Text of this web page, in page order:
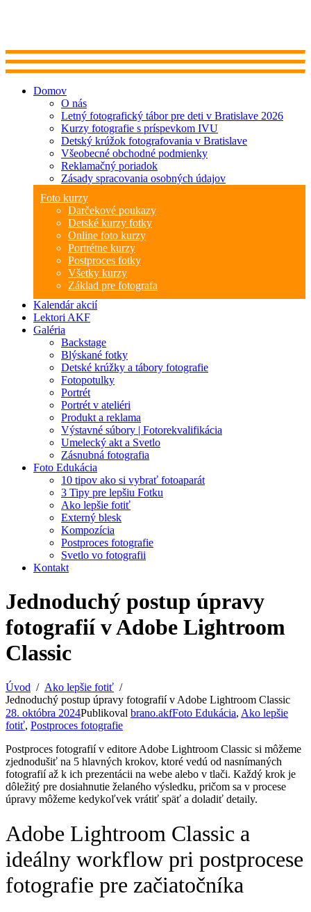
Domov
O nás
Letný fotografický tábor pre deti v Bratislave 2026
Kurzy fotografie s príspevkom IVU
Detský krúžok fotografovania v Bratislave
Všeobecné obchodné podmienky
Reklamačný poriadok
Zásady spracovania osobných údajov
Foto kurzy
Darčekové poukazy
Detské kurzy fotky
Online foto kurzy
Portrétne kurzy
Postproces fotky
Všetky kurzy
Základ pre fotografa
Kalendár akcií
Lektori AKF
Galéria
Backstage
Blýskané fotky
Detské krúžky a tábory fotografie
Fotopotulky
Portrét
Portrét v ateliéri
Produkt a reklama
Výstavné súbory | Fotorekvalifikácia
Umelecký akt a Svetlo
Zásnubná fotografia
Foto Edukácia
10 tipov ako si vybrať fotoaparát
3 Tipy pre lepšiu Fotku
Ako lepšie fotiť
Externý blesk
Kompozícia
Postproces fotografie
Svetlo vo fotografii
Kontakt
Jednoduchý postup úpravy
fotografií v Adobe Lightroom
Classic
Úvod
Ako lepšie fotiť
Jednoduchý postup úpravy fotografií v Adobe Lightroom Classic
28. októbra 2024Publikoval brano.akfFoto Edukácia, Ako lepšie
fotiť, Postproces fotografie
Postproces fotografií v editore Adobe Lightroom Classic si môžeme
zjednodušiť na 5 hlavných krokov, ktoré vedú od nasnímaných
fotografií až k ich prezentácii na webe alebo v tlači. Každý krok je
dôležitý pre dosiahnutie želaného výsledku, pričom sa v procese
úpravy môžeme kedykoľvek vrátiť späť a doladiť detaily.
Adobe Lightroom Classic a
ideálny workflow pri postprocese
fotografie pre začiatočníka